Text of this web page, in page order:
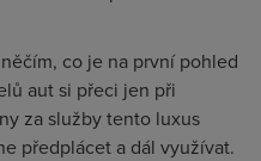
co je na první pohled
aut si přeci jen při
za služby tento luxus
předplácet a dál využívat.